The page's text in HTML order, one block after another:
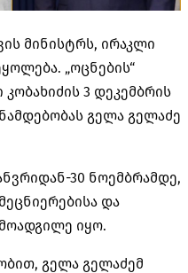
მინისტრს, ირაკლი
„ოცნების“
3 დეკემბრის
გელა გელაძე
30 ნოემბრამდე,
და
იყო.
გელა გელაძემ